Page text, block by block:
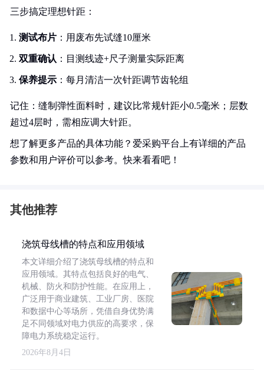
三步搞定理想针距：
测试布片 ：用废布先试缝10厘米
双重确认 ：目测线迹+尺子测量实际距离
保养提示 ：每月清洁一次针距调节齿轮组
记住：缝制弹性面料时，建议比常规针距小0.5毫米；层数
超过4层时，需相应调大针距。
想了解更多产品的具体功能？爱采购平台上有详细的产品
参数和用户评价可以参考。快来看看吧！
其他推荐
浇筑母线槽的特点和应用领域
本文详细介绍了浇筑母线槽的特点和
应用领域。其特点包括良好的电气、
机械、防火和防护性能。在应用上，
广泛用于商业建筑、工业厂房、医院
和数据中心等场所，凭借自身优势满
足不同领域对电力供应的高要求，保
障电力系统稳定运行。
2026年8月4日